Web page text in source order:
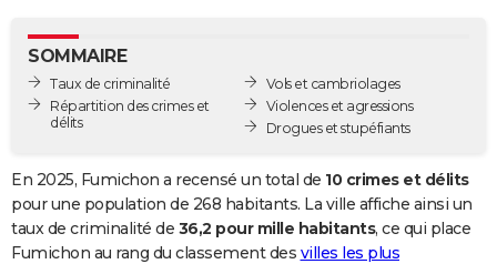
GUIDES D'ACHAT
BONS PLANS
Carte de Noël
Carte Bonne année
Carte Saint-Valentin
Carte Pâques
Carte d'anniversaire
DICTIONNAIRE
Dictionnaire
Biographies
Citations
Expressions
Proverbes
PROGRAMME TV
SOMMAIRE
Taux de criminalité
Répartition des crimes et
délits
Vols et cambriolages
Violences et agressions
Drogues et stupéfiants
En 2025, Fumichon a recensé un total de 10 crimes et délits
pour une population de 268 habitants. La ville affiche ainsi un
taux de criminalité de 36,2 pour mille habitants, ce qui place
Fumichon au rang du classement des villes les plus